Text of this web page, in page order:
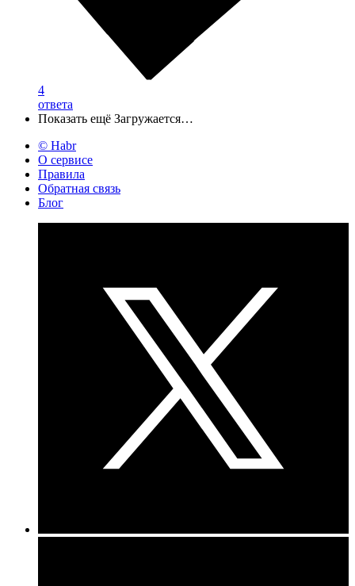
4
ответа
Показать ещё Загружается…
© Habr
О сервисе
Правила
Обратная связь
Блог